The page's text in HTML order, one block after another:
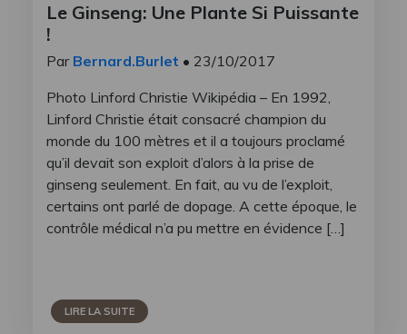
Le Ginseng: Une Plante Si Puissante
!
Par Bernard.Burlet • 23/10/2017
Photo Linford Christie Wikipédia – En 1992,
Linford Christie était consacré champion du
monde du 100 mètres et il a toujours proclamé
qu’il devait son exploit d’alors à la prise de
ginseng seulement. En fait, au vu de l’exploit,
certains ont parlé de dopage. A cette époque, le
contrôle médical n’a pu mettre en évidence […]
LIRE LA SUITE